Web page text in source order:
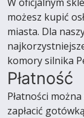
możesz kupić
miasta. Dla
komory silnika
Płatność
Płatności
zapłacić